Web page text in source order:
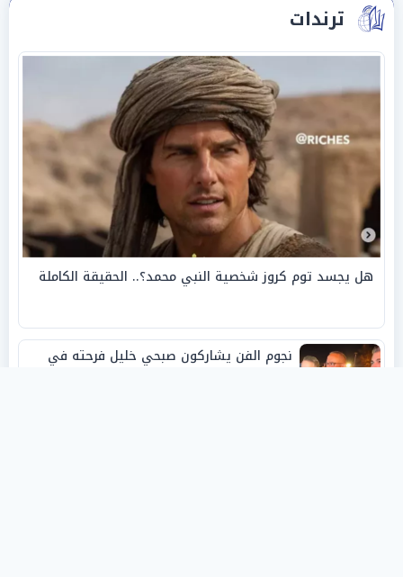
ترندات
هل يجسد توم كروز شخصية النبي محمد؟.. الحقيقة الكاملة
نجوم الفن يشاركون صبحي خليل فرحته في